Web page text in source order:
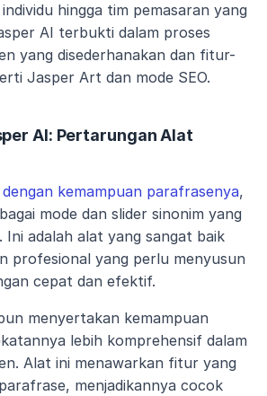
hingga tim pemasaran yang
AI terbukti dalam proses
yang disederhanakan dan fitur-
Jasper Art dan mode SEO.
AI: Pertarungan Alat
kemampuan parafrasenya,
mode dan slider sinonim yang
Ini adalah alat yang sangat baik
profesional yang perlu menyusun
cepat dan efektif.
menyertakan kemampuan
lebih komprehensif dalam
Alat ini menawarkan fitur yang
menjadikannya cocok